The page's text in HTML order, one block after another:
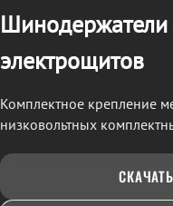
электрощитов
Комплектное крепление
низковольтных